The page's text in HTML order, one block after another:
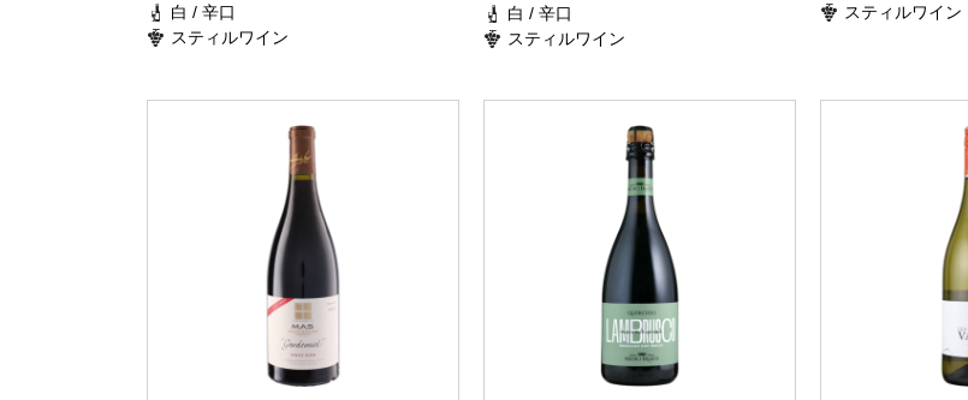
白 / 辛口
スティルワイン
白 / 辛口
スティルワイン
スティルワイン